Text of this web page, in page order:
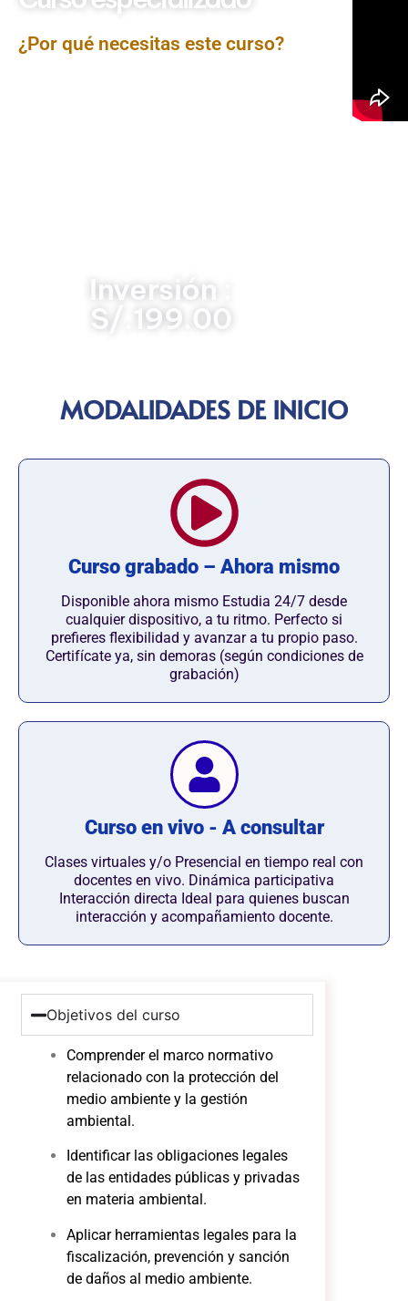
¿Por qué necesitas este curso?
Inversión :
S/.199.00
MODALIDADES DE INICIO
Curso grabado – Ahora mismo
Disponible ahora mismo Estudia 24/7 desde
cualquier dispositivo, a tu ritmo. Perfecto si
prefieres flexibilidad y avanzar a tu propio paso.
Certifícate ya, sin demoras (según condiciones de
grabación)
Curso en vivo - A consultar
Clases virtuales y/o Presencial en tiempo real con
docentes en vivo. Dinámica participativa
Interacción directa Ideal para quienes buscan
interacción y acompañamiento docente.
Objetivos del curso
Comprender el marco normativo
relacionado con la protección del
medio ambiente y la gestión
ambiental.
Identificar las obligaciones legales
de las entidades públicas y privadas
en materia ambiental.
Aplicar herramientas legales para la
fiscalización, prevención y sanción
de daños al medio ambiente.